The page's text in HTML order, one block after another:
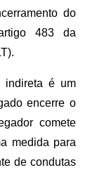
do
483 da
indireta é um
encerre o
comete
medida para
de condutas